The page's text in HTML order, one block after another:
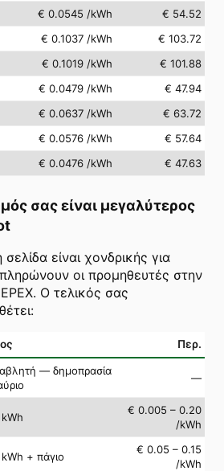
€ 0.0545 /kWh
€ 54.52
€ 0.1037 /kWh
€ 103.72
€ 0.1019 /kWh
€ 101.88
€ 0.0479 /kWh
€ 47.94
€ 0.0637 /kWh
€ 63.72
€ 0.0576 /kWh
€ 57.64
€ 0.0476 /kWh € 47.63
σας είναι μεγαλύτερος
είναι χονδρικής για
οι προμηθευτές στην
Ο τελικός σας
Περ.
— δημοπρασία
—
€ 0.005 – 0.20
/kWh
+ πάγιο
€ 0.05 – 0.15
/kWh